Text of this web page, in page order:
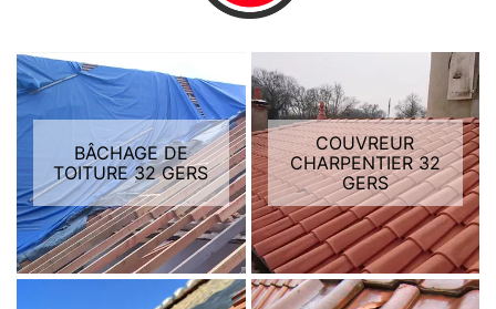
BÂCHAGE DE
TOITURE 32 GERS
COUVREUR
CHARPENTIER 32
GERS